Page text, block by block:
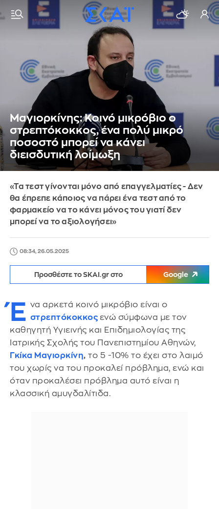
Μαγιορκίνης: Κοινό μικρόβιο ο
στρεπτόκοκκος, ένα πολύ μικρό
ποσοστό μπορεί να κάνει
διεισδυτική λοίμωξη
«Τα τεστ γίνονται μόνο από επαγγελματίες - Δεν
θα έπρεπε κάποιος να πάρει ένα τεστ από το
φαρμακείο να το κάνει μόνος του γιατί δεν
μπορεί να το αξιολογήσει»
08:34, 26.05.2025
Προσθέστε το SKAI.gr στο Google
Έ να αρκετά κοινό μικρόβιο είναι ο
στρεπτόκοκκος ενώ σύμφωνα με τον
καθηγητή Υγιεινής και Επιδημιολογίας της
Ιατρικής Σχολής του Πανεπιστημίου Αθηνών,
Γκίκα Μαγιορκίνη, το 5 -10% το έχει στο λαιμό
του χωρίς να του προκαλεί πρόβλημα, ενώ και
όταν προκαλέσει πρόβλημα αυτό είναι η
κλασσική αμυγδαλίτιδα.